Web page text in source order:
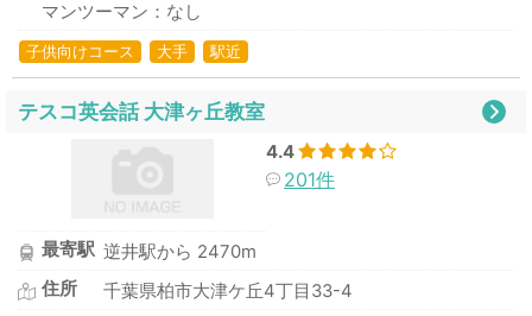
マンツーマン：なし
子供向けコース 大手 駅近
テスコ英会話 大津ヶ丘教室
4.4
201件
最寄駅 逆井駅から 2470m
住所
千葉県柏市大津ケ丘4丁目33-4